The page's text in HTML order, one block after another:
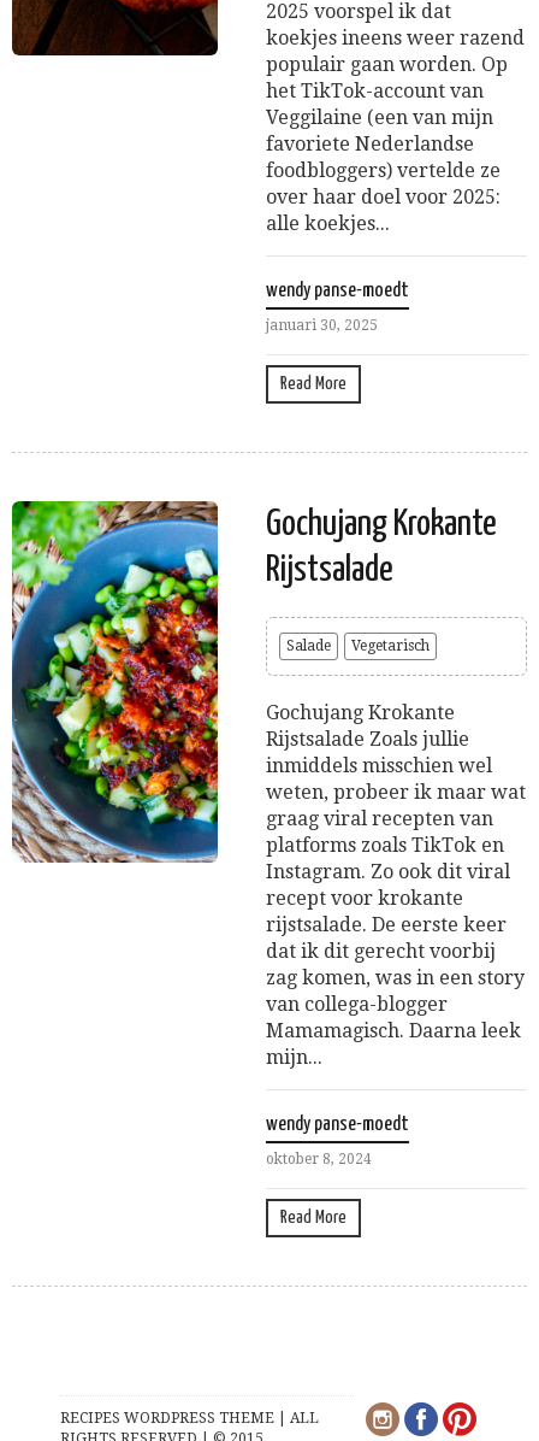
2025 voorspel ik dat
koekjes ineens weer razend
populair gaan worden. Op
het TikTok-account van
Veggilaine (een van mijn
favoriete Nederlandse
foodbloggers) vertelde ze
over haar doel voor 2025:
alle koekjes...
wendy panse-moedt
januari 30, 2025
Read More
Gochujang Krokante
Rijstsalade
Salade Vegetarisch
Gochujang Krokante
Rijstsalade Zoals jullie
inmiddels misschien wel
weten, probeer ik maar wat
graag viral recepten van
platforms zoals TikTok en
Instagram. Zo ook dit viral
recept voor krokante
rijstsalade. De eerste keer
dat ik dit gerecht voorbij
zag komen, was in een story
van collega-blogger
Mamamagisch. Daarna leek
mijn...
wendy panse-moedt
oktober 8, 2024
Read More
RECIPES WORDPRESS THEME | ALL